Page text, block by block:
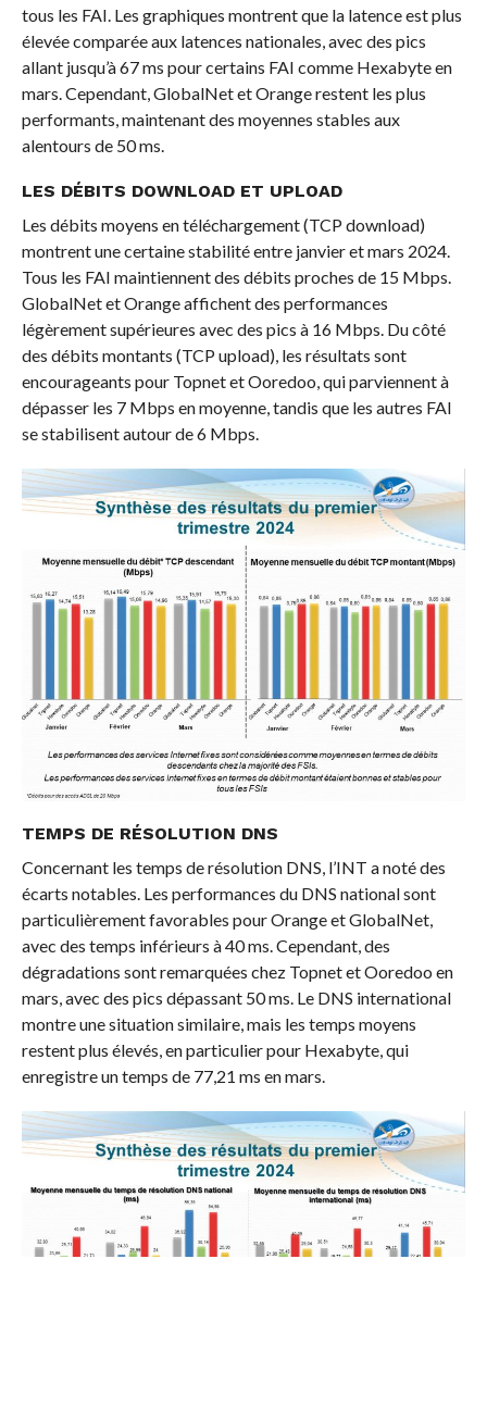
tous les FAI. Les graphiques montrent que la latence est plus
élevée comparée aux latences nationales, avec des pics
allant jusqu’à 67 ms pour certains FAI comme Hexabyte en
mars. Cependant, GlobalNet et Orange restent les plus
performants, maintenant des moyennes stables aux
alentours de 50 ms.
LES DÉBITS DOWNLOAD ET UPLOAD
Les débits moyens en téléchargement (TCP download)
montrent une certaine stabilité entre janvier et mars 2024.
Tous les FAI maintiennent des débits proches de 15 Mbps.
GlobalNet et Orange affichent des performances
légèrement supérieures avec des pics à 16 Mbps. Du côté
des débits montants (TCP upload), les résultats sont
encourageants pour Topnet et Ooredoo, qui parviennent à
dépasser les 7 Mbps en moyenne, tandis que les autres FAI
se stabilisent autour de 6 Mbps.
TEMPS DE RÉSOLUTION DNS
Concernant les temps de résolution DNS, l’INT a noté des
écarts notables. Les performances du DNS national sont
particulièrement favorables pour Orange et GlobalNet,
avec des temps inférieurs à 40 ms. Cependant, des
dégradations sont remarquées chez Topnet et Ooredoo en
mars, avec des pics dépassant 50 ms. Le DNS international
montre une situation similaire, mais les temps moyens
restent plus élevés, en particulier pour Hexabyte, qui
enregistre un temps de 77,21 ms en mars.